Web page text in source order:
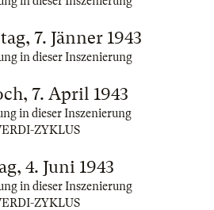
7. Jänner 1943
in dieser Inszenierung
7. April 1943
in dieser Inszenierung
ZYKLUS
4. Juni 1943
in dieser Inszenierung
ZYKLUS